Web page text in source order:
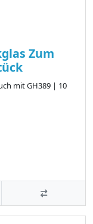
Zum
mit GH389 | 10